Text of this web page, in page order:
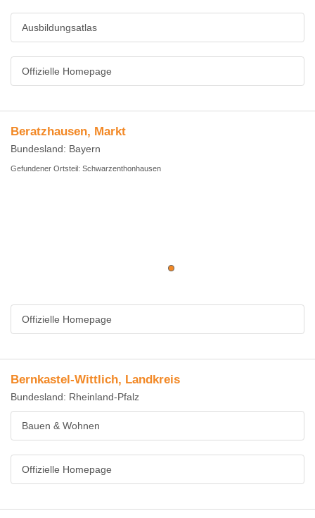
Ausbildungsatlas
Offizielle Homepage
Beratzhausen, Markt
Bundesland: Bayern
Gefundener Ortsteil: Schwarzenthonhausen
Offizielle Homepage
Bernkastel-Wittlich, Landkreis
Bundesland: Rheinland-Pfalz
Bauen & Wohnen
Offizielle Homepage